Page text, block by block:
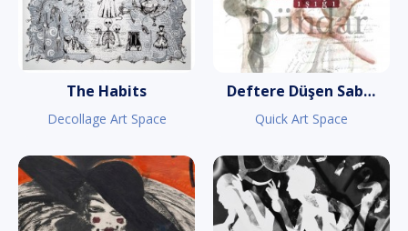
The Habits
Decollage Art Space
Deftere Düşen Sabah Işığı
Quick Art Space